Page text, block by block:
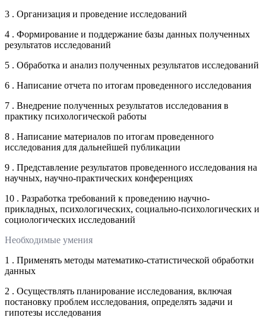
3 . Организация и проведение исследований
4 . Формирование и поддержание базы данных полученных
результатов исследований
5 . Обработка и анализ полученных результатов исследований
6 . Написание отчета по итогам проведенного исследования
7 . Внедрение полученных результатов исследования в
практику психологической работы
8 . Написание материалов по итогам проведенного
исследования для дальнейшей публикации
9 . Представление результатов проведенного исследования на
научных, научно-практических конференциях
10 . Разработка требований к проведению научно-
прикладных, психологических, социально-психологических и
социологических исследований
Необходимые умения
1 . Применять методы математико-статистической обработки
данных
2 . Осуществлять планирование исследования, включая
постановку проблем исследования, определять задачи и
гипотезы исследования